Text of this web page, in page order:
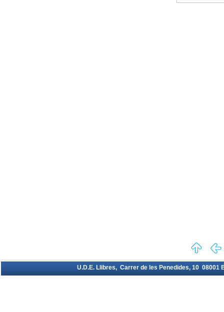
U.D.E. Llibres, Carrer de les Penedides, 10 08001